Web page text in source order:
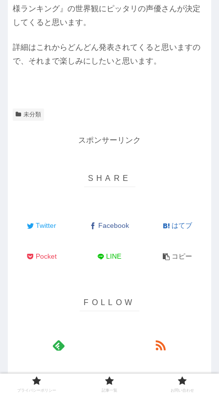
様ランキング』の世界観にピッタリの声優さんが決定
してくると思います。
詳細はこれからどんどん発表されてくると思いますの
で、それまで楽しみにしたいと思います。
未分類
スポンサーリンク
Twitter Facebook はてブ
Pocket LINE コピー
プライバシーポリシー 記事一覧 お問い合わせ